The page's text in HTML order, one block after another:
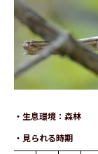
生息環境
森林
見られる時期